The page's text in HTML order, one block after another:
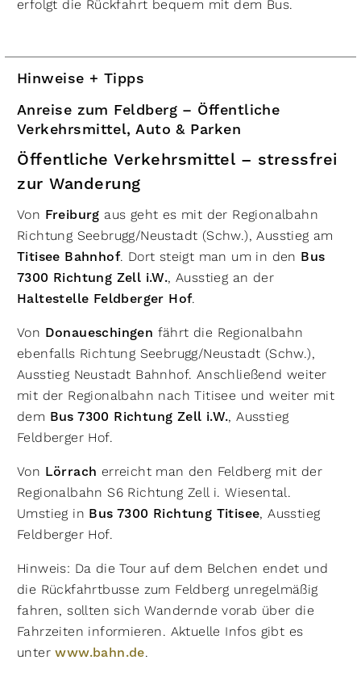
erfolgt die Rückfahrt bequem mit dem Bus.
Hinweise + Tipps
Anreise zum Feldberg – Öffentliche
Verkehrsmittel, Auto & Parken
Öffentliche Verkehrsmittel – stressfrei
zur Wanderung
Von Freiburg aus geht es mit der Regionalbahn
Richtung Seebrugg/Neustadt (Schw.), Ausstieg am
Titisee Bahnhof. Dort steigt man um in den Bus
7300 Richtung Zell i.W., Ausstieg an der
Haltestelle Feldberger Hof.
Von Donaueschingen fährt die Regionalbahn
ebenfalls Richtung Seebrugg/Neustadt (Schw.),
Ausstieg Neustadt Bahnhof. Anschließend weiter
mit der Regionalbahn nach Titisee und weiter mit
dem Bus 7300 Richtung Zell i.W., Ausstieg
Feldberger Hof.
Von Lörrach erreicht man den Feldberg mit der
Regionalbahn S6 Richtung Zell i. Wiesental.
Umstieg in Bus 7300 Richtung Titisee, Ausstieg
Feldberger Hof.
Hinweis: Da die Tour auf dem Belchen endet und
die Rückfahrtbusse zum Feldberg unregelmäßig
fahren, sollten sich Wandernde vorab über die
Fahrzeiten informieren. Aktuelle Infos gibt es
unterwww.bahn.de.